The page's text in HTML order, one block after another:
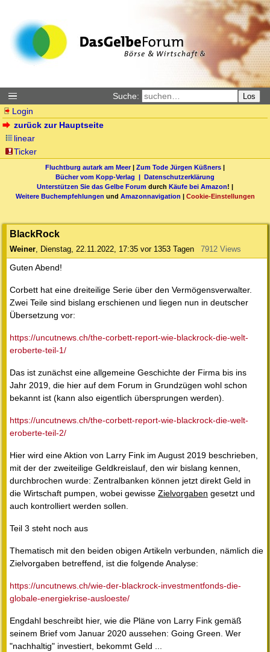
Suche: Los
Login
zurück zur Hauptseite
linear
Ticker
Fluchtburg autark am Meer| Zum Tode Jürgen Küßners |
Bücher vom Kopp-Verlag | Datenschutzerklärung
Unterstützen Sie das Gelbe Forum durch Käufe bei Amazon! |
Weitere Buchempfehlungen und Amazonnavigation | Cookie-Einstellungen
BlackRock
Weiner, Dienstag, 22.11.2022, 17:35 vor 1353 Tagen 7912 Views
Guten Abend!
Corbett hat eine dreiteilige Serie über den Vermögensverwalter.
Zwei Teile sind bislang erschienen und liegen nun in deutscher
Übersetzung vor:
https://uncutnews.ch/the-corbett-report-wie-blackrock-die-welt-
eroberte-teil-1/
Das ist zunächst eine allgemeine Geschichte der Firma bis ins
Jahr 2019, die hier auf dem Forum in Grundzügen wohl schon
bekannt ist (kann also eigentlich übersprungen werden).
https://uncutnews.ch/the-corbett-report-wie-blackrock-die-welt-
eroberte-teil-2/
Hier wird eine Aktion von Larry Fink im August 2019 beschrieben,
mit der der zweiteilige Geldkreislauf, den wir bislang kennen,
durchbrochen wurde: Zentralbanken können jetzt direkt Geld in
die Wirtschaft pumpen, wobei gewisse Zielvorgaben gesetzt und
auch kontrolliert werden sollen.
Teil 3 steht noch aus
Thematisch mit den beiden obigen Artikeln verbunden, nämlich die
Zielvorgaben betreffend, ist die folgende Analyse:
https://uncutnews.ch/wie-der-blackrock-investmentfonds-die-
globale-energiekrise-ausloeste/
Engdahl beschreibt hier, wie die Pläne von Larry Fink gemäß
seinem Brief vom Januar 2020 aussehen: Going Green. Wer
"nachhaltig" investiert, bekommt Geld ...